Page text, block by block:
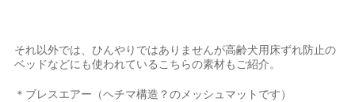
それ以外では、ひんやりではありませんが高齢犬用床ずれ防止の
ベッドなどにも使われているこちらの素材もご紹介。
＊ブレスエアー（ヘチマ構造？のメッシュマットです）